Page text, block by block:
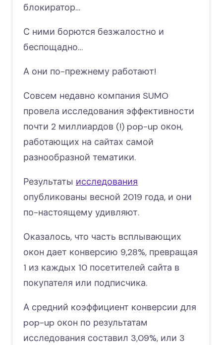
блокиратор…
С ними борются безжалостно и
беспощадно…
А они по-прежнему работают!
Совсем недавно компания SUMO
провела исследования эффективности
почти 2 миллиардов (!) pop-up окон,
работающих на сайтах самой
разнообразной тематики.
Результаты исследования
опубликованы весной 2019 года, и они
по-настоящему удивляют.
Оказалось, что часть всплывающих
окон дает конверсию 9,28%, превращая
1 из каждых 10 посетителей сайта в
покупателя или подписчика.
А средний коэффициент конверсии для
pop-up окон по результатам
исследования составил 3,09%, или 3